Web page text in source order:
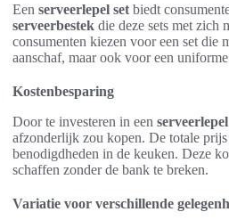
Een serveerlepel set biedt
serveerbestek die deze sets met zich
consumenten kiezen voor een set die
aanschaf, maar ook voor een
Kostenbesparing
Door te investeren in een
afzonderlijk zou kopen. De totale
benodigdheden in de keuken. Deze
schaffen zonder de bank te breken.
Variatie voor verschillende